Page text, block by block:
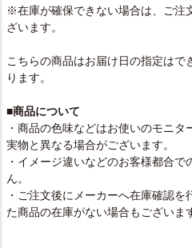
※在庫が確保できない場合は、ご注
ざいます。
こちらの商品はお届け日の指定はで
ります。
■商品について
・商品の色味などはお使いのモニ
実物と異なる場合がございます。
・イメージ違いなどのお客様都合
ん。
・ご注文後にメーカーへ在庫確認
た商品の在庫がない場合もございま